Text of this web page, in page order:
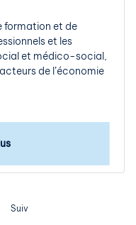
formation et de
et les
et médico-social,
de l’économie
Suiv